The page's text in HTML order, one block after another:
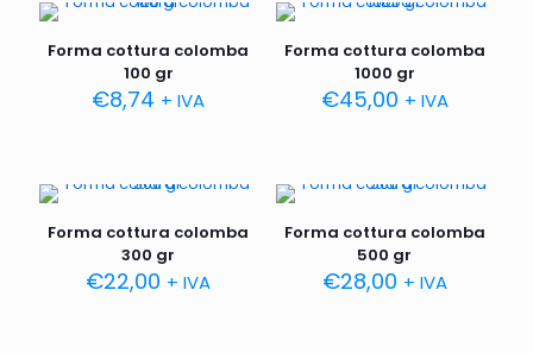
Forma cottura colomba
100 gr
€8,74 + IVA
Forma cottura colomba
1000 gr
€45,00 + IVA
Forma cottura colomba
300 gr
€22,00 + IVA
Forma cottura colomba
500 gr
€28,00 + IVA